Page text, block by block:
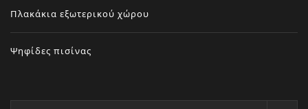
Πλακάκια εξωτερικού χώρου
Ψηφίδες πισίνας